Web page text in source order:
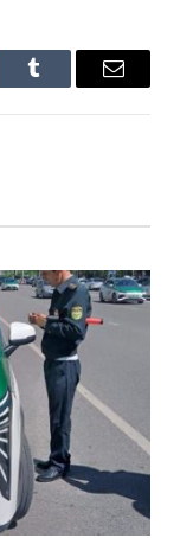
Tumblr Email